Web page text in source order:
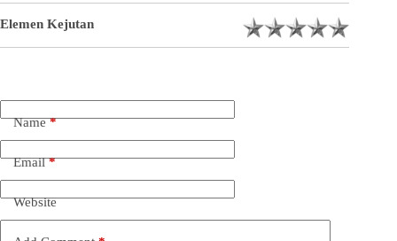
Elemen Kejutan
Name*
Email*
Website